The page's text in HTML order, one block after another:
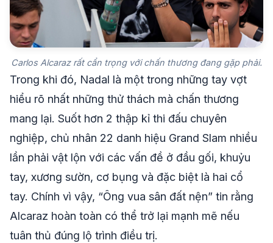
Carlos Alcaraz rất cẩn trọng với chấn thương đang gặp phải.
Trong khi đó, Nadal là một trong những tay vợt
hiểu rõ nhất những thử thách mà chấn thương
mang lại. Suốt hơn 2 thập kỉ thi đấu chuyên
nghiệp, chủ nhân 22 danh hiệu Grand Slam nhiều
lần phải vật lộn với các vấn đề ở đầu gối, khuỷu
tay, xương sườn, cơ bụng và đặc biệt là hai cổ
tay. Chính vì vậy, “Ông vua sân đất nện” tin rằng
Alcaraz hoàn toàn có thể trở lại mạnh mẽ nếu
tuân thủ đúng lộ trình điều trị.